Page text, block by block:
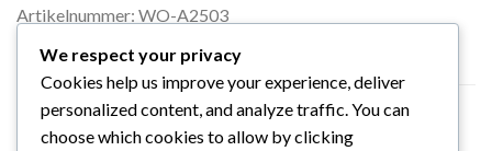
Artikelnummer: WO-A2503
ÄHNLICHE PRODUKTE
We respect your privacy
Cookies help us improve your experience, deliver
personalized content, and analyze traffic. You can
choose which cookies to allow by clicking